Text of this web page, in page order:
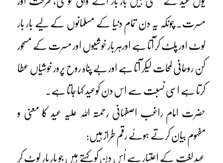
مسرت۔ چونکہ یہ دن تمام دنیا کے مسلمانوں کے لیے بار بار
لوٹ اور پلٹ کر آتا ہے اورہر بار خوشیوں اور مسرت کے مسحور
کن روحانی لمحات لیکر آتا ہے اور بے پناہ روح پرور خوشیاں عطا
کرتا ہے اسی نسبت سے اس دن کوعید کہا جاتا ہے۔
حضرت امام راغب اصفہانی رحمتہ اللہ علیہ عید کا معنی و
مفہوم بیان کرتے ہوئے رقم طراز ہیں:
عید لغت کے اعتبار سے اُس دن کو کہتے ہیں جو بار بار لوٹ کر